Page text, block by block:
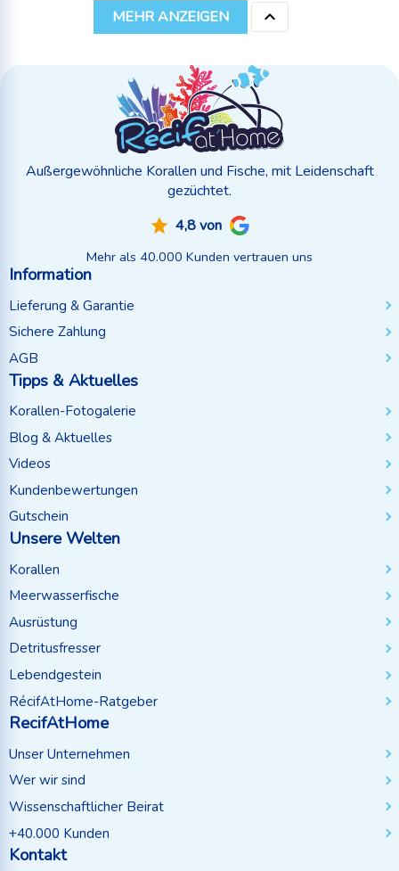
MEHR ANZEIGEN 
Außergewöhnliche Korallen und Fische, mit Leidenschaft
gezüchtet.
4,8 von
Mehr als 40.000 Kunden vertrauen uns
Information
Lieferung & Garantie
Sichere Zahlung
AGB
Tipps & Aktuelles
Korallen-Fotogalerie
Blog & Aktuelles
Videos
Kundenbewertungen
Gutschein
Unsere Welten
Korallen
Meerwasserfische
Ausrüstung
Detritusfresser
Lebendgestein
RécifAtHome-Ratgeber
RecifAtHome
Unser Unternehmen
Wer wir sind
Wissenschaftlicher Beirat
+40.000 Kunden
Kontakt